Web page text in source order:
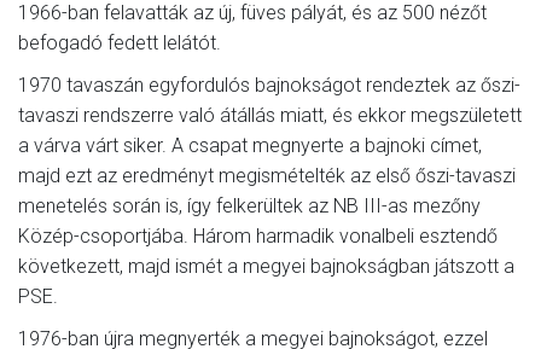
1966-ban felavatták az új, füves pályát, és az 500 nézőt
befogadó fedett lelátót.
1970 tavaszán egyfordulós bajnokságot rendeztek az őszi-
tavaszi rendszerre való átállás miatt, és ekkor megszületett
a várva várt siker. A csapat megnyerte a bajnoki címet,
majd ezt az eredményt megismételték az első őszi-tavaszi
menetelés során is, így felkerültek az NB III-as mezőny
Közép-csoportjába. Három harmadik vonalbeli esztendő
következett, majd ismét a megyei bajnokságban játszott a
PSE.
1976-ban újra megnyerték a megyei bajnokságot, ezzel